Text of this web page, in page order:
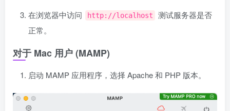
在浏览器中访问
http://localhost
测试服务器是否
正常。
对于 Mac 用户 (MAMP)
启动 MAMP 应用程序，选择 Apache 和 PHP 版本。